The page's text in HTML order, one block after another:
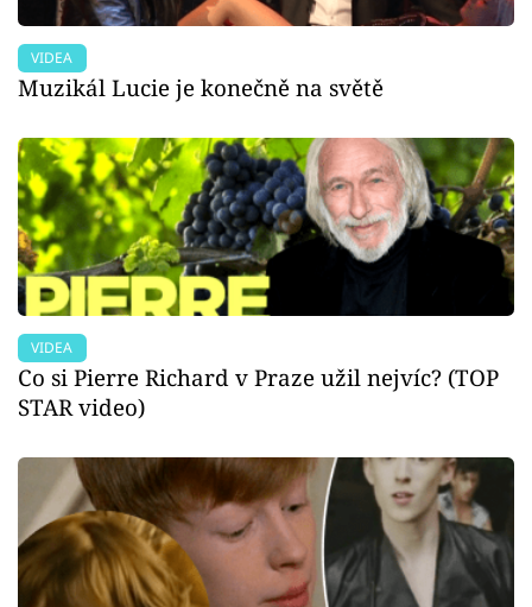
VIDEA
Muzikál Lucie je konečně na světě
VIDEA
Co si Pierre Richard v Praze užil nejvíc? (TOP
STAR video)